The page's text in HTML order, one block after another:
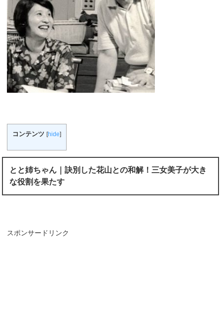
コンテンツ [hide]
とと姉ちゃん｜訣別した花山との和解！三女美子が大き
な役割を果たす
スポンサードリンク